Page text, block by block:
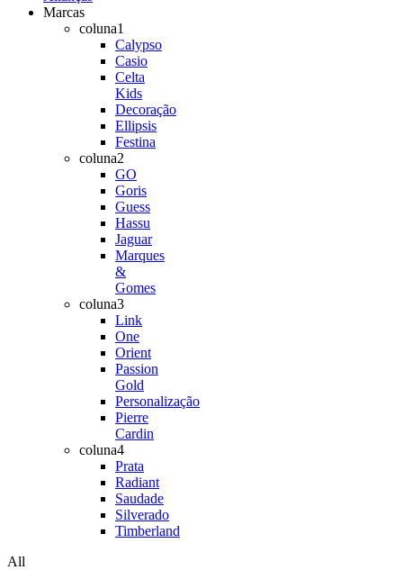
Marcas
coluna1
Calypso
Casio
Celta
Kids
Decoração
Ellipsis
Festina
coluna2
GO
Goris
Guess
Hassu
Jaguar
Marques
&
Gomes
coluna3
Link
One
Orient
Passion
Gold
Personalização
Pierre
Cardin
coluna4
Prata
Radiant
Saudade
Silverado
Timberland
All